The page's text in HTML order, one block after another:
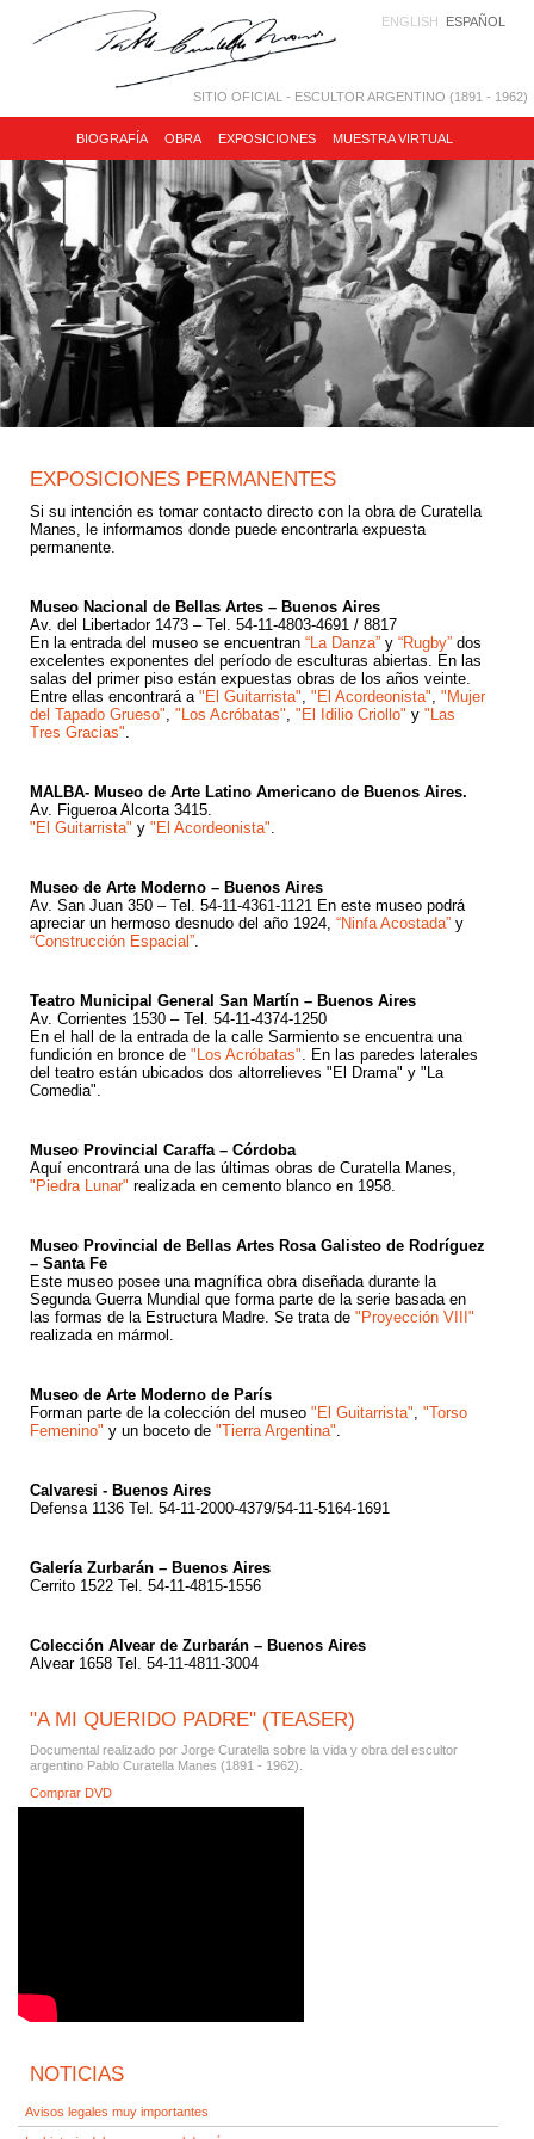
ENGLISH ESPAÑOL
SITIO OFICIAL - ESCULTOR ARGENTINO (1891 - 1962)
BIOGRAFÍA OBRA EXPOSICIONES MUESTRA VIRTUAL
EXPOSICIONES PERMANENTES
Si su intención es tomar contacto directo con la obra de Curatella
Manes, le informamos donde puede encontrarla expuesta
permanente.
Museo Nacional de Bellas Artes – Buenos Aires
Av. del Libertador 1473 – Tel. 54-11-4803-4691 / 8817
En la entrada del museo se encuentran “La Danza” y “Rugby” dos
excelentes exponentes del período de esculturas abiertas. En las
salas del primer piso están expuestas obras de los años veinte.
Entre ellas encontrará a "El Guitarrista", "El Acordeonista", "Mujer
del Tapado Grueso", "Los Acróbatas", "El Idilio Criollo" y "Las
Tres Gracias".
MALBA- Museo de Arte Latino Americano de Buenos Aires.
Av. Figueroa Alcorta 3415.
"El Guitarrista" y "El Acordeonista".
Museo de Arte Moderno – Buenos Aires
Av. San Juan 350 – Tel. 54-11-4361-1121 En este museo podrá
apreciar un hermoso desnudo del año 1924, “Ninfa Acostada” y
“Construcción Espacial”.
Teatro Municipal General San Martín – Buenos Aires
Av. Corrientes 1530 – Tel. 54-11-4374-1250
En el hall de la entrada de la calle Sarmiento se encuentra una
fundición en bronce de "Los Acróbatas". En las paredes laterales
del teatro están ubicados dos altorrelieves "El Drama" y "La
Comedia".
Museo Provincial Caraffa – Córdoba
Aquí encontrará una de las últimas obras de Curatella Manes,
"Piedra Lunar" realizada en cemento blanco en 1958.
Museo Provincial de Bellas Artes Rosa Galisteo de Rodríguez
– Santa Fe
Este museo posee una magnífica obra diseñada durante la
Segunda Guerra Mundial que forma parte de la serie basada en
las formas de la Estructura Madre. Se trata de "Proyección VIII"
realizada en mármol.
Museo de Arte Moderno de París
Forman parte de la colección del museo "El Guitarrista", "Torso
Femenino" y un boceto de "Tierra Argentina".
Calvaresi - Buenos Aires
Defensa 1136 Tel. 54-11-2000-4379/54-11-5164-1691
Galería Zurbarán – Buenos Aires
Cerrito 1522 Tel. 54-11-4815-1556
Colección Alvear de Zurbarán – Buenos Aires
Alvear 1658 Tel. 54-11-4811-3004
"A MI QUERIDO PADRE" (TEASER)
Documental realizado por Jorge Curatella sobre la vida y obra del escultor
argentino Pablo Curatella Manes (1891 - 1962).
Comprar DVD
NOTICIAS
Avisos legales muy importantes